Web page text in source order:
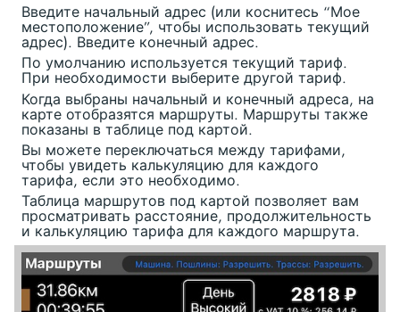
Введите начальный адрес (или коснитесь “Мое
местоположение”, чтобы использовать текущий
адрес). Введите конечный адрес.
По умолчанию используется текущий тариф.
При необходимости выберите другой тариф.
Когда выбраны начальный и конечный адреса, на
карте отобразятся маршруты. Маршруты также
показаны в таблице под картой.
Вы можете переключаться между тарифами,
чтобы увидеть калькуляцию для каждого
тарифа, если это необходимо.
Таблица маршрутов под картой позволяет вам
просматривать расстояние, продолжительность
и калькуляцию тарифа для каждого маршрута.